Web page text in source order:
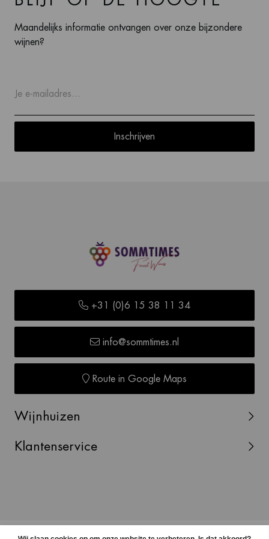
Maandelijks informatie ontvangen over onze bijzondere
wijnen?
Inschrijven
+31 (0)6 15 38 11 34
info@sommtimes.nl
Route in Google Maps
Wijnhuizen
Klantenservice